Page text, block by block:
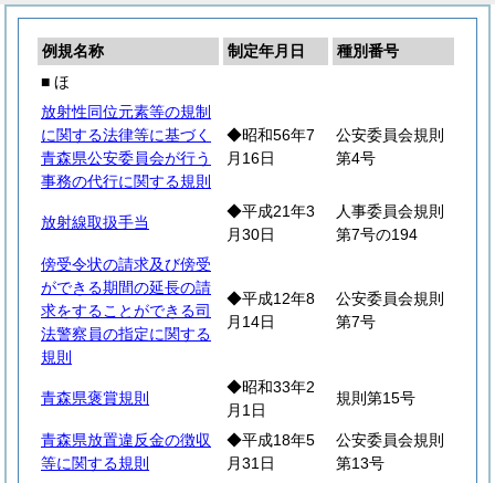
例規名称 制定年月日
種別番号
■ ほ
放射性同位元素等の規制
に関する法律等に基づく
青森県公安委員会が行う
事務の代行に関する規則
◆昭和56年7
月16日
公安委員会規則
第4号
放射線取扱手当
◆平成21年3
月30日
人事委員会規則
第7号の194
傍受令状の請求及び傍受
ができる期間の延長の請
求をすることができる司
法警察員の指定に関する
規則
◆平成12年8
月14日
公安委員会規則
第7号
青森県褒賞規則
◆昭和33年2
月1日
規則第15号
青森県放置違反金の徴収
等に関する規則
◆平成18年5
月31日
公安委員会規則
第13号